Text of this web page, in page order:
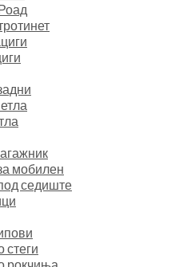
мобилен
седиште
стеги
рокчиња